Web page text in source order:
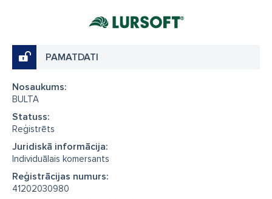
PAMATDATI
Nosaukums:
BULTA
Statuss:
Reģistrēts
Juridiskā informācija:
Individuālais komersants
Reģistrācijas numurs:
41202030980